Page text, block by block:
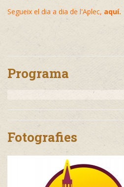
Segueix el dia a dia de l'Aplec, aquí.
Programa
Fotografies